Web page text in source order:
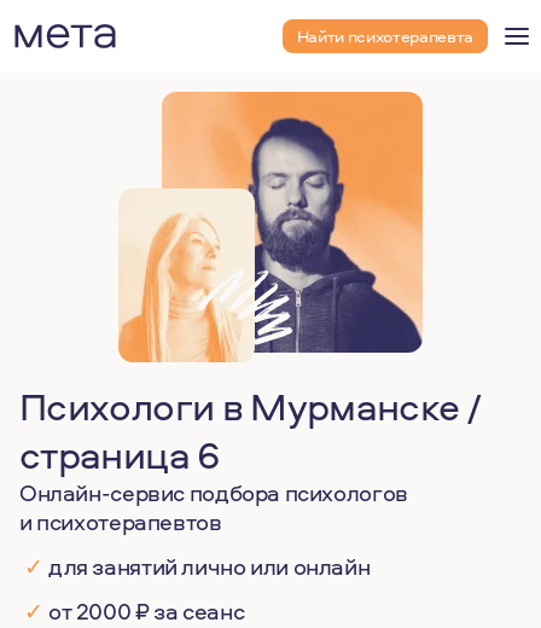
Найти психотерапевта
Психологи в Мурманске /
страница 6
Онлайн-сервис подбора психологов
и психотерапевтов
✓ для занятий лично или онлайн
✓ от 2000 ₽ за сеанс